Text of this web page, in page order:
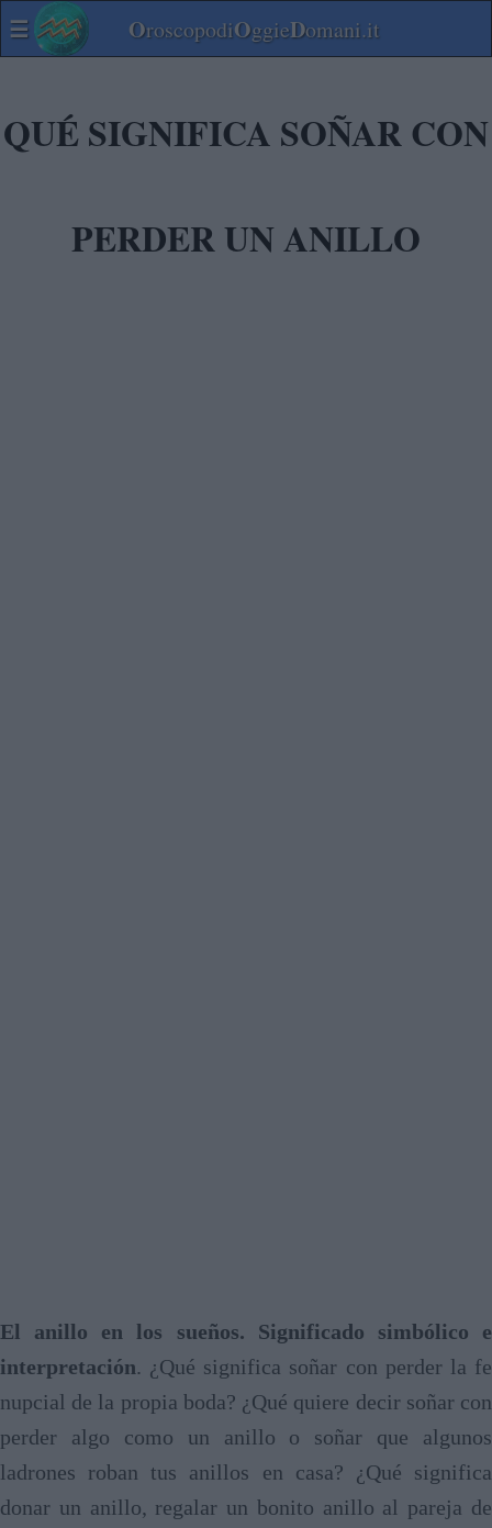
☰ OroscopodiOggieDomani.it
QUÉ SIGNIFICA SOÑAR CON
PERDER UN ANILLO
El anillo en los sueños. Significado simbólico e
interpretación. ¿Qué significa soñar con perder la fe
nupcial de la propia boda? ¿Qué quiere decir soñar con
perder algo como un anillo o soñar que algunos
ladrones roban tus anillos en casa? ¿Qué significa
donar un anillo, regalar un bonito anillo al pareja de